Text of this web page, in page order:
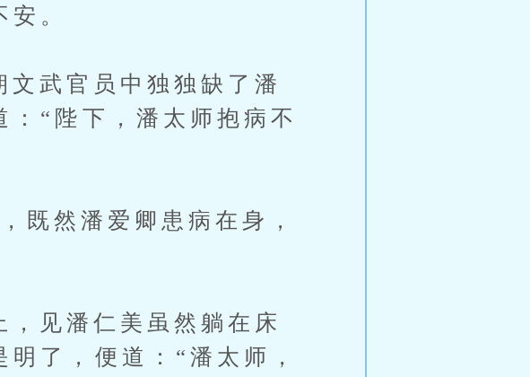
。
官员中独独缺了潘
“陛下，潘太师抱病不
然潘爱卿患病在身，
潘仁美虽然躺在床
了，便道：“潘太师，